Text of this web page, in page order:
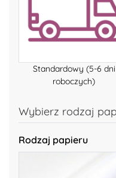
Standardowy (5-6 dni
roboczych)
Wybierz rodzaj
Rodzaj papieru